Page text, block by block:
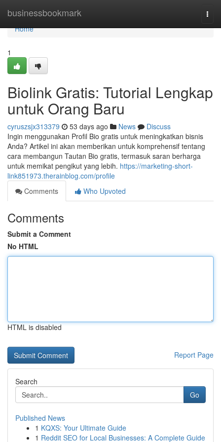
businessbookmark
Home
Home
1
Biolink Gratis: Tutorial Lengkap
untuk Orang Baru
cyruszsjx313379 53 days ago News
Discuss
Ingin menggunakan Profil Bio gratis untuk meningkatkan bisnis
Anda? Artikel ini akan memberikan untuk komprehensif tentang
cara membangun Tautan Bio gratis, termasuk saran berharga
untuk memikat pengikut yang lebih. https://marketing-short-
link851973.therainblog.com/profile
Comments
Who Upvoted
Comments
Submit a Comment
No HTML
HTML is disabled
Report Page
Search
Go
Published News
1 KQXS: Your Ultimate Guide
1 Reddit SEO for Local Businesses: A Complete Guide